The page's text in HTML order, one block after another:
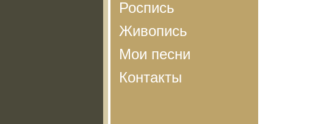
Роспись
Живопись
Мои песни
Контакты